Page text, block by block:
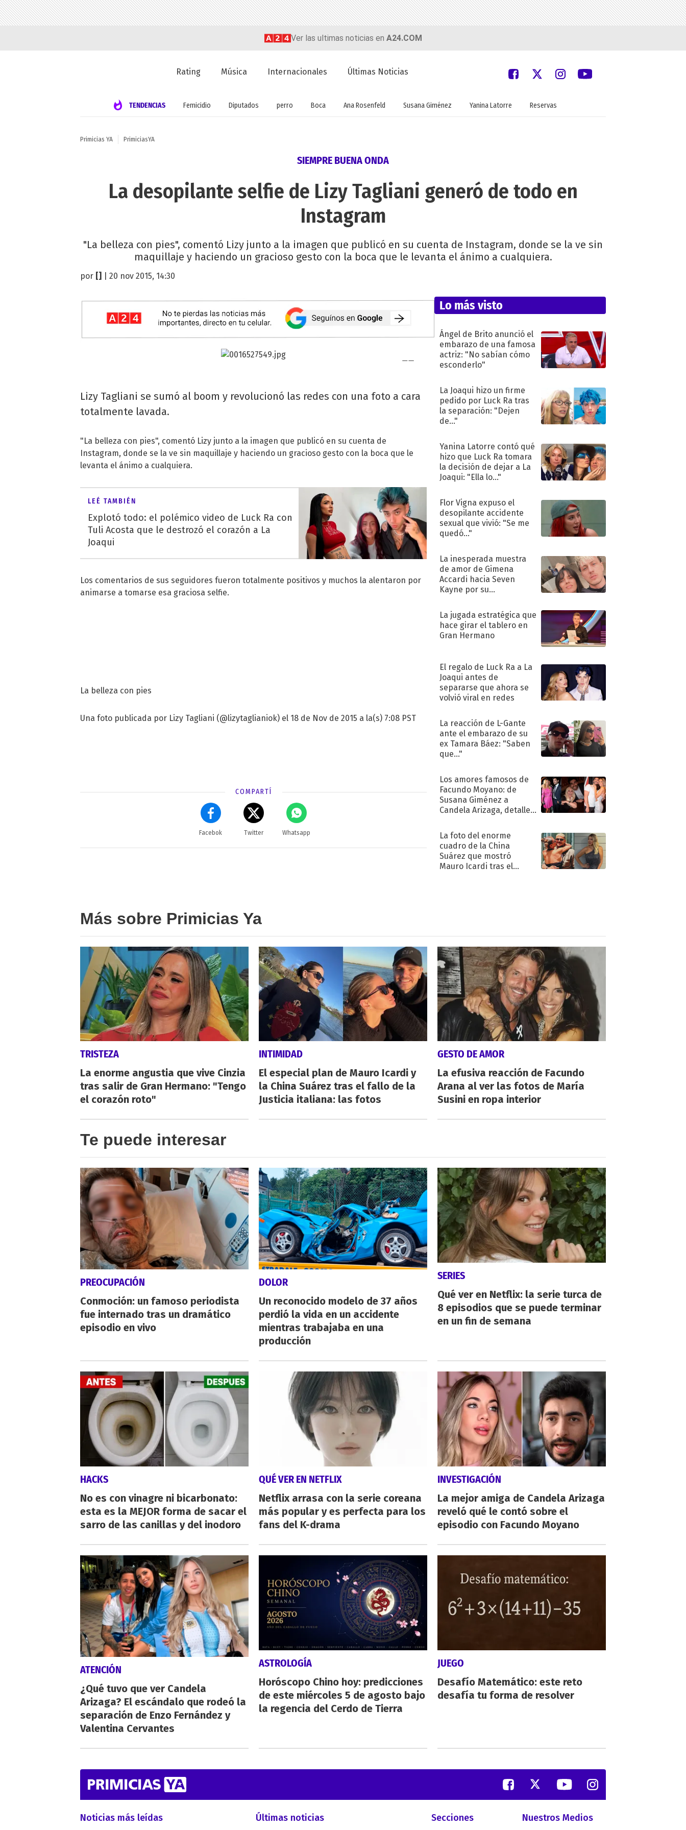
Ver las ultimas noticias en A24.COM
Rating Música Internacionales Últimas Noticias
TENDENCIAS Femicidio Diputados perro Boca Ana Rosenfeld Susana Giménez Yanina Latorre Reservas
Primicias YA PrimiciasYA
SIEMPRE BUENA ONDA
La desopilante selfie de Lizy Tagliani generó de todo en
Instagram
"La belleza con pies", comentó Lizy junto a la imagen que publicó en su cuenta de Instagram, donde se la ve sin
maquillaje y haciendo un gracioso gesto con la boca que le levanta el ánimo a cualquiera.
por | 20 nov 2015, 14:30
Lizy Tagliani se sumó al boom y revolucionó las redes con una foto a cara
totalmente lavada.
"La belleza con pies", comentó Lizy junto a la imagen que publicó en su cuenta de
Instagram, donde se la ve sin maquillaje y haciendo un gracioso gesto con la boca que le
levanta el ánimo a cualquiera.
LEÉ TAMBIÉN
Explotó todo: el polémico video de Luck Ra con
Tuli Acosta que le destrozó el corazón a La
Joaqui
Los comentarios de sus seguidores fueron totalmente positivos y muchos la alentaron por
animarse a tomarse esa graciosa selfie.
La belleza con pies
Una foto publicada por Lizy Tagliani (@lizytaglianiok) el 18 de Nov de 2015 a la(s) 7:08 PST
COMPARTÍ
Facebok Twitter Whatsapp
Lo más visto
Ángel de Brito anunció el
embarazo de una famosa
actriz: "No sabían cómo
esconderlo"
La Joaqui hizo un firme
pedido por Luck Ra tras
la separación: "Dejen
de..."
Yanina Latorre contó qué
hizo que Luck Ra tomara
la decisión de dejar a La
Joaqui: "Ella lo..."
Flor Vigna expuso el
desopilante accidente
sexual que vivió: "Se me
quedó..."
La inesperada muestra
de amor de Gimena
Accardi hacia Seven
Kayne por su
La jugada estratégica que
hace girar el tablero en
Gran Hermano
El regalo de Luck Ra a La
Joaqui antes de
separarse que ahora se
volvió viral en redes
La reacción de L-Gante
ante el embarazo de su
ex Tamara Báez: "Saben
que..."
Los amores famosos de
Facundo Moyano: de
Susana Giménez a
Candela Arizaga, detalles
sentimental
La foto del enorme
cuadro de la China
Suárez que mostró
Mauro Icardi tras el
Más sobre Primicias Ya
TRISTEZA
La enorme angustia que vive Cinzia
tras salir de Gran Hermano: "Tengo
el corazón roto"
INTIMIDAD
El especial plan de Mauro Icardi y
la China Suárez tras el fallo de la
Justicia italiana: las fotos
GESTO DE AMOR
La efusiva reacción de Facundo
Arana al ver las fotos de María
Susini en ropa interior
Te puede interesar
PREOCUPACIÓN
Conmoción: un famoso periodista
fue internado tras un dramático
episodio en vivo
DOLOR
Un reconocido modelo de 37 años
perdió la vida en un accidente
mientras trabajaba en una
producción
SERIES
Qué ver en Netflix: la serie turca de
8 episodios que se puede terminar
en un fin de semana
HACKS
No es con vinagre ni bicarbonato:
esta es la MEJOR forma de sacar el
sarro de las canillas y del inodoro
QUÉ VER EN NETFLIX
Netflix arrasa con la serie coreana
más popular y es perfecta para los
fans del K-drama
INVESTIGACIÓN
La mejor amiga de Candela Arizaga
reveló qué le contó sobre el
episodio con Facundo Moyano
ATENCIÓN
¿Qué tuvo que ver Candela
Arizaga? El escándalo que rodeó la
separación de Enzo Fernández y
Valentina Cervantes
ASTROLOGÍA
Horóscopo Chino hoy: predicciones
de este miércoles 5 de agosto bajo
la regencia del Cerdo de Tierra
JUEGO
Desafío Matemático: este reto
desafía tu forma de resolver
Noticias más leídas Últimas noticias Secciones Nuestros Medios